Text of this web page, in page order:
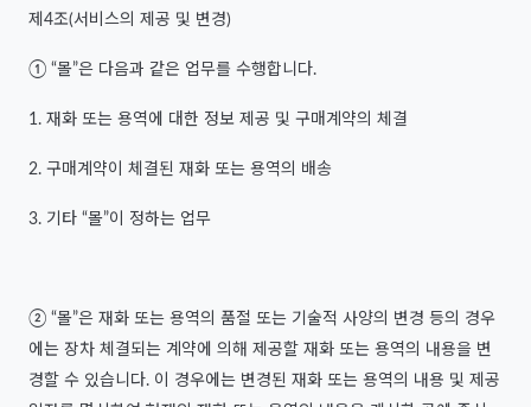
제4조(서비스의 제공 및 변경)
① “몰”은 다음과 같은 업무를 수행합니다.
1. 재화 또는 용역에 대한 정보 제공 및 구매계약의 체결
2. 구매계약이 체결된 재화 또는 용역의 배송
3. 기타 “몰”이 정하는 업무
② “몰”은 재화 또는 용역의 품절 또는 기술적 사양의 변경 등의 경우
에는 장차 체결되는 계약에 의해 제공할 재화 또는 용역의 내용을 변
경할 수 있습니다. 이 경우에는 변경된 재화 또는 용역의 내용 및 제공